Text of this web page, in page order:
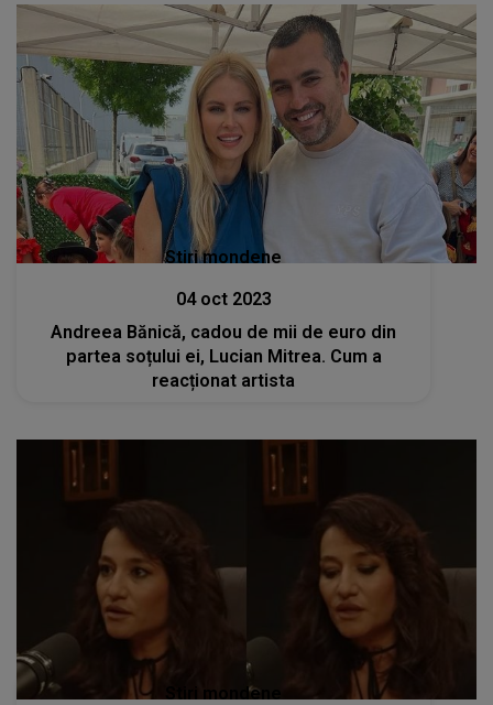
Stiri mondene
04 oct 2023
Andreea Bănică, cadou de mii de euro din
partea soțului ei, Lucian Mitrea. Cum a
reacționat artista
Stiri mondene